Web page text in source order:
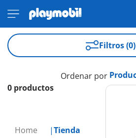
Home Tienda
Filtros (0)
0 productos
Ordenar por